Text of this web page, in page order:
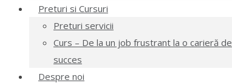
Preturi si Cursuri
Preturi servicii
Curs – De la un job frustrant la o carieră de
succes
Despre noi